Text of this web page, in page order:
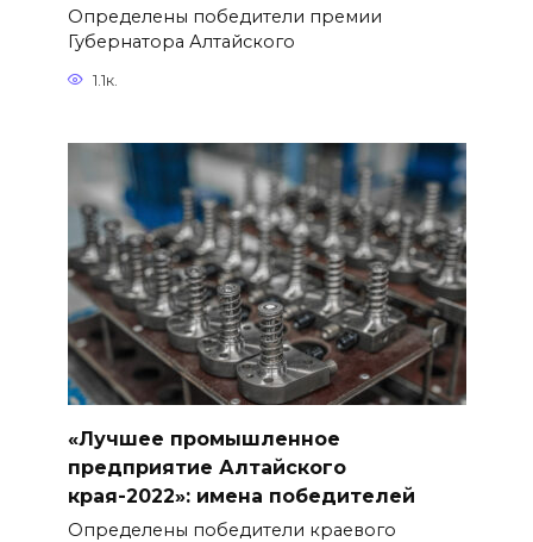
Определены победители премии
Губернатора Алтайского
1.1к.
«Лучшее промышленное
предприятие Алтайского
края-2022»: имена победителей
Определены победители краевого